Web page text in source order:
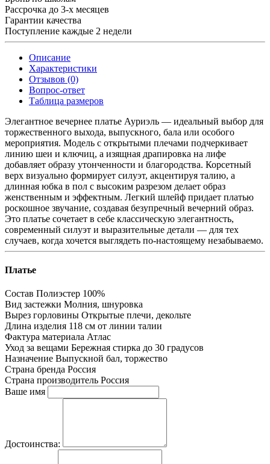
Рассрочка до 3-х месяцев
Гарантии качества
Поступление каждые 2 недели
Описание
Характеристики
Отзывов (0)
Вопрос-ответ
Таблица размеров
Элегантное вечернее платье Ауриэль — идеальный выбор для
торжественного выхода, выпускного, бала или особого
мероприятия. Модель с открытыми плечами подчеркивает
линию шеи и ключиц, а изящная драпировка на лифе
добавляет образу утонченности и благородства. Корсетный
верх визуально формирует силуэт, акцентируя талию, а
длинная юбка в пол с высоким разрезом делает образ
женственным и эффектным. Легкий шлейф придает платью
роскошное звучание, создавая безупречный вечерний образ.
Это платье сочетает в себе классическую элегантность,
современный силуэт и выразительные детали — для тех
случаев, когда хочется выглядеть по-настоящему незабываемо.
Платье
Состав Полиэстер 100%
Вид застежки Молния, шнуровка
Вырез горловины Открытые плечи, декольте
Длина изделия 118 см от линии талии
Фактура материала Атлас
Уход за вещами Бережная стирка до 30 градусов
Назначение Выпускной бал, торжество
Страна бренда Россия
Страна производитель Россия
Ваше имя
Достоинства: